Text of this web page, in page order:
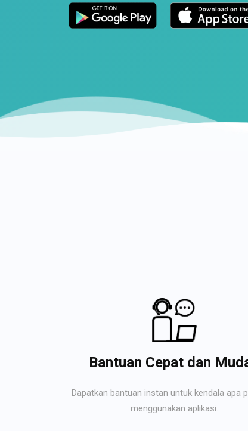
Bantuan Cepat dan
Dapatkan bantuan instan untuk kendala apa
menggunakan aplikasi.